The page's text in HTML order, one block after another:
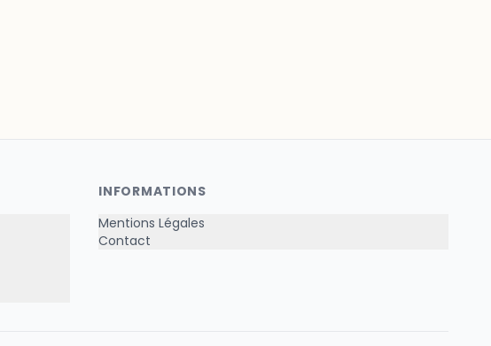
INFORMATIONS
Mentions Légales
Contact